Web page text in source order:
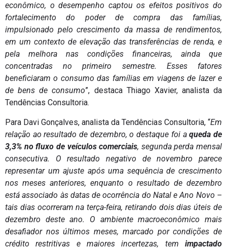
econômico, o desempenho captou os efeitos positivos do
fortalecimento do poder de compra das famílias,
impulsionado pelo crescimento da massa de rendimentos,
em um contexto de elevação das transferências de renda, e
pela melhora nas condições financeiras, ainda que
concentradas no primeiro semestre. Esses fatores
beneficiaram o consumo das famílias em viagens de lazer e
de bens de consumo”, destaca Thiago Xavier, analista da
Tendências Consultoria.
Para Davi Gonçalves, analista da Tendências Consultoria, “Em
relação ao resultado de dezembro, o destaque foi aqueda de
3,3% no fluxo de veículos comerciais, segunda perda mensal
consecutiva. O resultado negativo de novembro parece
representar um ajuste após uma sequência de crescimento
nos meses anteriores, enquanto o resultado de dezembro
está associado às datas de ocorrência do Natal e Ano Novo –
tais dias ocorreram na terça-feira, retirando dois dias úteis de
dezembro deste ano. O ambiente macroeconômico mais
desafiador nos últimos meses, marcado por condições de
crédito restritivas e maiores incertezas, tem impactado